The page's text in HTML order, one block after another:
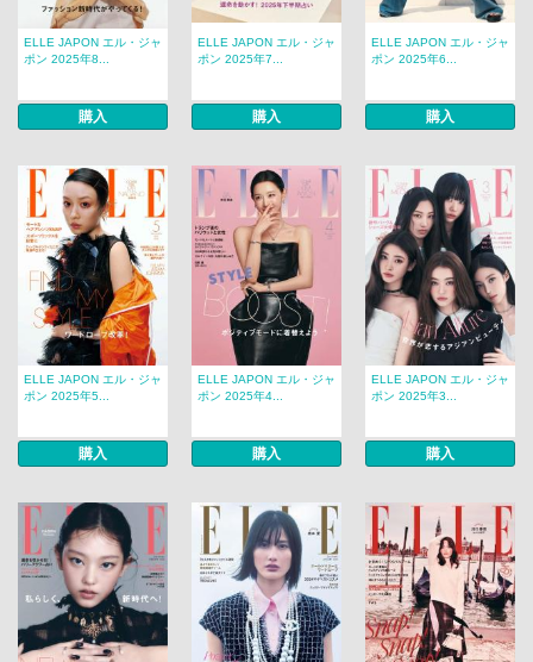
ELLE JAPON エル・ジャ
ポン 2025年8...
購入
ELLE JAPON エル・ジャ
ポン 2025年7...
購入
ELLE JAPON エル・ジャ
ポン 2025年6...
購入
ELLE JAPON エル・ジャ
ポン 2025年5...
購入
ELLE JAPON エル・ジャ
ポン 2025年4...
購入
ELLE JAPON エル・ジャ
ポン 2025年3...
購入